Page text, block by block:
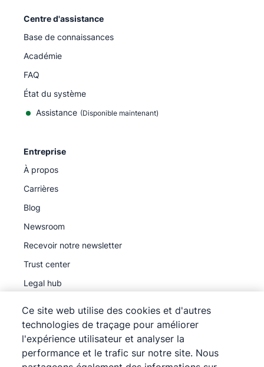
Centre d'assistance
Base de connaissances
Académie
FAQ
État du système
Assistance (Disponible maintenant)
Entreprise
À propos
Carrières
Blog
Newsroom
Recevoir notre newsletter
Trust center
Legal hub
Ce site web utilise des cookies et d'autres
technologies de traçage pour améliorer
l'expérience utilisateur et analyser la
performance et le trafic sur notre site. Nous